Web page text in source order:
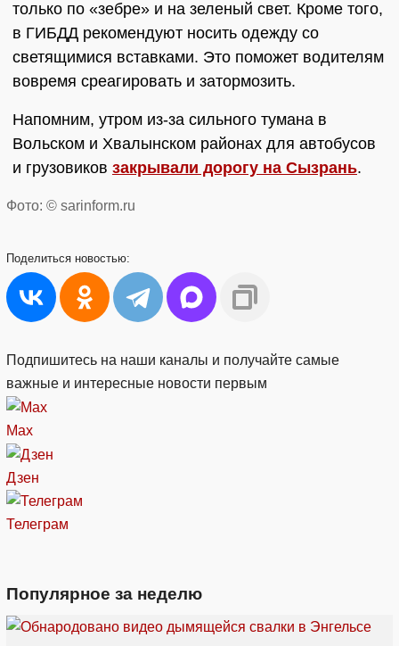
только по «зебре» и на зеленый свет. Кроме того,
в ГИБДД рекомендуют носить одежду со
светящимися вставками. Это поможет водителям
вовремя среагировать и затормозить.
Напомним, утром из-за сильного тумана в
Вольском и Хвалынском районах для автобусов
и грузовиков закрывали дорогу на Сызрань.
Фото: © sarinform.ru
Поделиться новостью:
Подпишитесь на наши каналы и получайте самые
важные и интересные новости первым
Max
Дзен
Телеграм
Популярное за неделю